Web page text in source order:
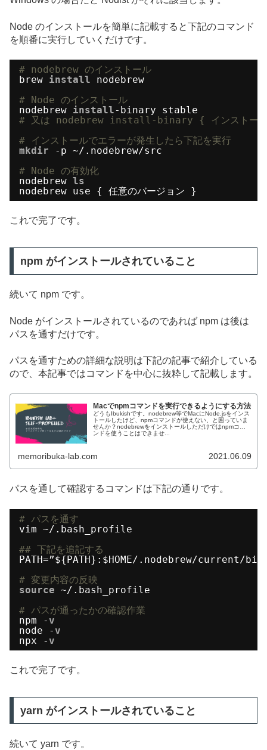
Node のインストールを簡単に記載すると下記のコマンド
を順番に実行していくだけです。
# nodebrew のインストール
brew install
nodebrew
# Node のインストール
nodebrew install-binary stable
# 又は nodebrew install-binary { インストール
# インストールでエラーが発生したら下記を実行
mkdir
-p ~/.nodebrew/src
# Node の有効化
nodebrew ls
nodebrew use { 任意のバージョン }
これで完了です。
npm がインストールされていること
続いて npm です。
Node がインストールされているのであれば npm は後は
パスを通すだけです。
パスを通すための詳細な説明は下記の記事で紹介している
ので、本記事ではコマンドを中心に抜粋して記載します。
Macでnpmコマンドを実行できるようにする方法
どうもIbukishです。nodebrew等でMacにNode.jsをインス
トールしたけど、npmコマンドが使えない、と困っていま
せんか？nodebrewをインストールしただけではnpmコマ
ンドを使うことはできませ...
memoribuka-lab.com 2021.06.09
パスを通して確認するコマンドは下記の通りです。
# パスを通す
vim ~/.bash_profile
## 下記を追記する
PATH=”${PATH}:$HOME/.nodebrew/current/bin
# 変更内容の反映
source ~/.bash_profile
# パスが通ったかの確認作業
npm -v
node -v
npx -v
これで完了です。
yarn がインストールされていること
続いて yarn です。